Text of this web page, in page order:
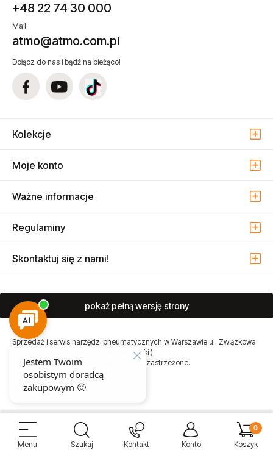
+48 22 74 30 000
Mail
atmo@atmo.com.pl
Dołącz do nas i bądź na bieżąco!
Kolekcje
Moje konto
Ważne informacje
Regulaminy
Skontaktuj się z nami!
pokaż pełną wersję strony
Sprzedaż i serwis narzędzi pneumatycznych w Warszawie ul. Związkowa
15, 04-522 Warszawa ( Marysin Wawerski )
© 2026 Atmo Sp. z o.o. Wszelkie prawa zastrzeżone.
Sklep internetowy Shoper Premium